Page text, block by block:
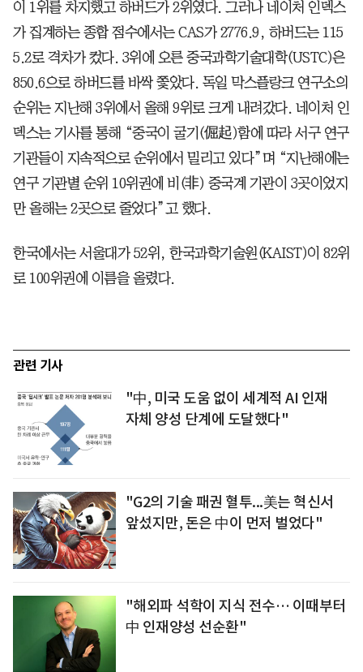
이 1위를 차지했고 하버드가 2위였다. 그러나 네이처 인덱스
가 집계하는 종합 점수에서는 CAS가 2776.9, 하버드는 115
5.2로 격차가 컸다. 3위에 오른 중국과학기술대학(USTC)은
850.6으로 하버드를 바싹 쫓았다. 독일 막스플랑크 연구소의
순위는 지난해 3위에서 올해 9위로 크게 내려갔다. 네이처 인
덱스는 기사를 통해 “중국이 굴기(倔起)함에 따라 서구 연구
기관들이 지속적으로 순위에서 밀리고 있다”며 “지난해에는
연구 기관별 순위 10위권에 비(非) 중국계 기관이 3곳이었지
만 올해는 2곳으로 줄었다”고 했다.
한국에서는 서울대가 52위, 한국과학기술원(KAIST)이 82위
로 100위권에 이름을 올렸다.
관련 기사
"中, 미국 도움 없이 세계적 AI 인재
자체 양성 단계에 도달했다"
"G2의 기술 패권 혈투...美는 혁신서
앞섰지만, 돈은 中이 먼저 벌었다"
"해외파 석학이 지식 전수… 이때부터
中 인재양성 선순환"